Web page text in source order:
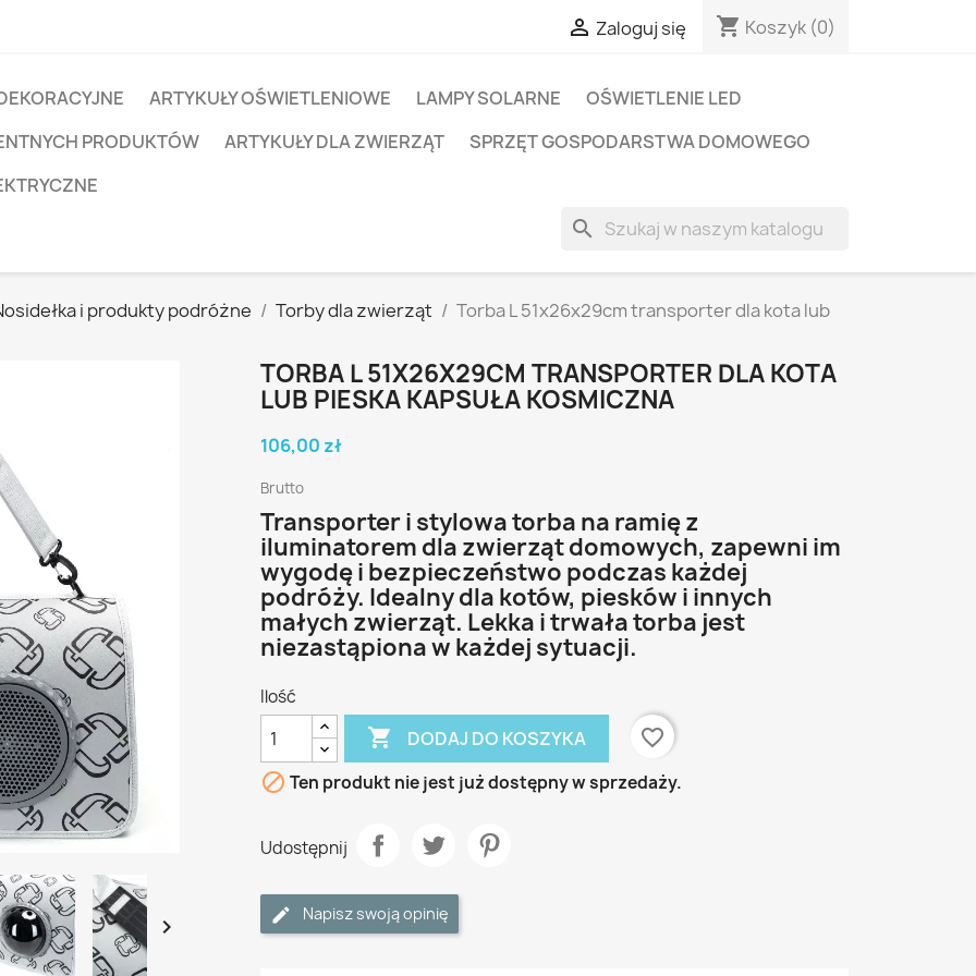
 Zaloguj się shopping_cart Koszyk (0)
ARTYKUŁY OŚWIETLENIOWE LAMPY SOLARNE
OŚWIETLENIE LED
PRODUKTÓW
ARTYKUŁY DLA ZWIERZĄT
SPRZĘT GOSPODARSTWA DOMOWEGO
search
i produkty podróżne Torby dla zwierząt Torba L 51x26x29cm transporter dla kota lub

TORBA L 51X26X29CM TRANSPORTER DLA KOTA
LUB PIESKA KAPSUŁA KOSMICZNA
106,00 zł
Brutto
Transporter i stylowa torba na ramię z
iluminatorem dla zwierząt domowych, zapewni im
wygodę i bezpieczeństwo podczas każdej
podróży. Idealny dla kotów, piesków i innych
małych zwierząt. Lekka i trwała torba jest
niezastąpiona w każdej sytuacji.
Ilość
 DODAJ DO KOSZYKA
favorite_border
 Ten produkt nie jest już dostępny w sprzedaży.
Udostępnij
Napisz swoją opinię